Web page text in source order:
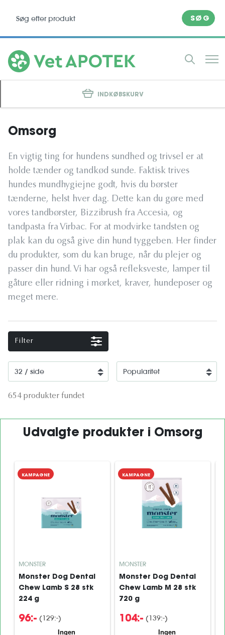
SØG
INDKØBSKURV
Omsorg
En vigtig ting for hundens sundhed og trivsel er at
holde tænder og tandkød sunde. Faktisk trives
hundes mundhygiejne godt, hvis du børster
tænderne, helst hver dag. Dette kan du gøre med
vores tandbørster, Bizzibrush fra Accesia, og
tandpasta fra Virbac. For at modvirke tandsten og
plak kan du også give din hund tyggeben. Her finder
du produkter, som du kan bruge, når du plejer og
passer din hund. Vi har også refleksveste, lamper til
gåture eller ridning i mørket, kraver, hundeposer og
meget mere.
Filter
654 produkter fundet
Udvalgte produkter i Omsorg
KAMPAGNE
MONSTER
Monster Dog Dental
Chew Lamb S 28 stk
224 g
96:- (129:-)
KAMPAGNE
MONSTER
Monster Dog Dental
Chew Lamb M 28 stk
720 g
104:- (139:-)